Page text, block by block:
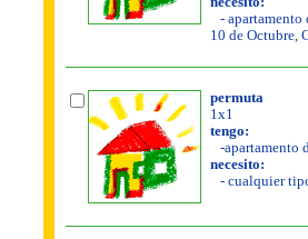
- apartamento
10 de Octubre,
permuta
1x1
tengo:
-apartamento
necesito:
- cualquier